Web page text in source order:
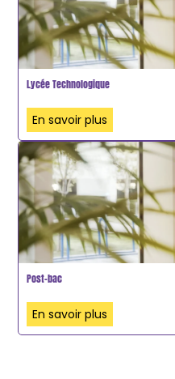
Lycée Technologique
En savoir plus
Post-bac
En savoir plus